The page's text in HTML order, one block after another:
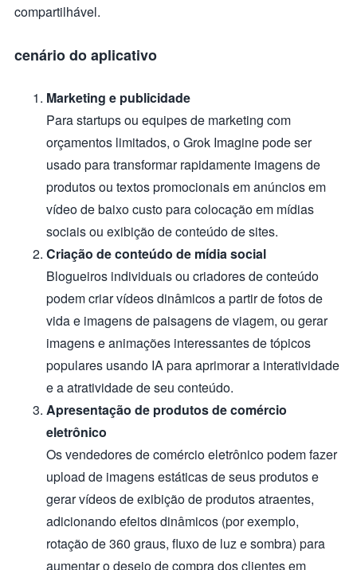
compartilhável.
cenário do aplicativo
Marketing e publicidade
Para startups ou equipes de marketing com
orçamentos limitados, o Grok Imagine pode ser
usado para transformar rapidamente imagens de
produtos ou textos promocionais em anúncios em
vídeo de baixo custo para colocação em mídias
sociais ou exibição de conteúdo de sites.
Criação de conteúdo de mídia social
Blogueiros individuais ou criadores de conteúdo
podem criar vídeos dinâmicos a partir de fotos de
vida e imagens de paisagens de viagem, ou gerar
imagens e animações interessantes de tópicos
populares usando IA para aprimorar a interatividade
e a atratividade de seu conteúdo.
Apresentação de produtos de comércio
eletrônico
Os vendedores de comércio eletrônico podem fazer
upload de imagens estáticas de seus produtos e
gerar vídeos de exibição de produtos atraentes,
adicionando efeitos dinâmicos (por exemplo,
rotação de 360 graus, fluxo de luz e sombra) para
aumentar o desejo de compra dos clientes em